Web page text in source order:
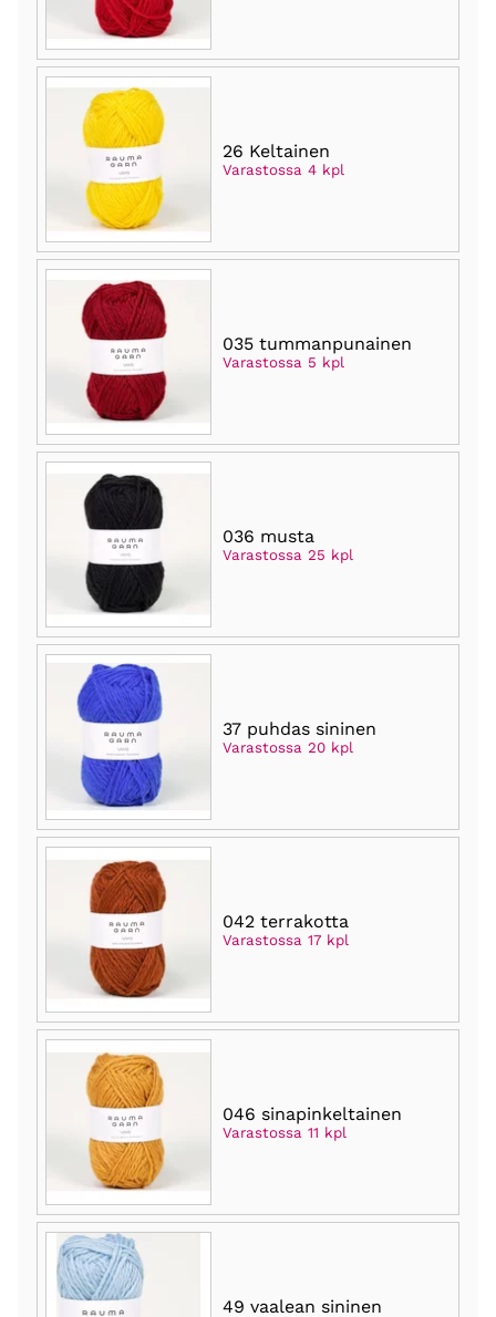
26 Keltainen
Varastossa 4 kpl
035 tummanpunainen
Varastossa 5 kpl
036 musta
Varastossa 25 kpl
37 puhdas sininen
Varastossa 20 kpl
042 terrakotta
Varastossa 17 kpl
046 sinapinkeltainen
Varastossa 11 kpl
49 vaalean sininen